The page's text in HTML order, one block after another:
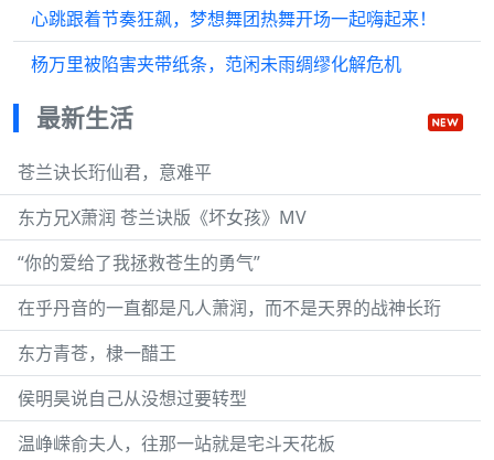
心跳跟着节奏狂飙，梦想舞团热舞开场一起嗨起来！
杨万里被陷害夹带纸条，范闲未雨绸缪化解危机
最新生活
苍兰诀长珩仙君，意难平
东方兄X萧润 苍兰诀版《坏女孩》MV
“你的爱给了我拯救苍生的勇气”
在乎丹音的一直都是凡人萧润，而不是天界的战神长珩
东方青苍，棣一醋王
侯明昊说自己从没想过要转型
温峥嵘俞夫人，往那一站就是宅斗天花板